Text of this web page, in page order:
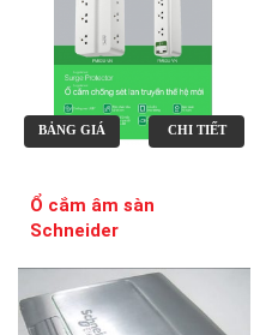
BẢNG GIÁ CHI TIẾT
Ổ cắm âm sàn
Schneider